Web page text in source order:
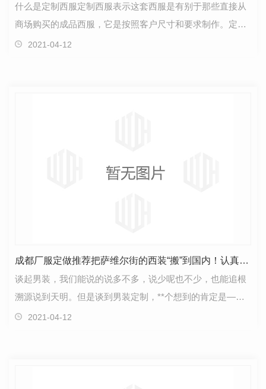
什么是定制西服定制西服表示这套西服是有别于那些直接从
商场购买的成品西服，它是按照客户尺寸和要求制作。定制
西服可以是机器制作也可以是手工制作，还可以是一半…
2021-04-12
成都厂服定做推荐把萨维尔街的西装“搬”到国内！认真做西装！
谈起男装，我们能说的说多不多，说少呢也不少，也能追根
溯源说到天明。但是谈到男装定制，**个想到的肯定是——
萨维尔街!伦敦萨维尔街**是男装定制的殿堂，百年来…
2021-04-12